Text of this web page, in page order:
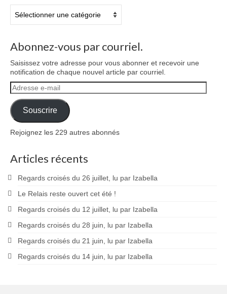
Abonnez-vous par courriel.
Saisissez votre adresse pour vous abonner et recevoir une
notification de chaque nouvel article par courriel.
Adresse
e-
mail
Souscrire
Rejoignez les 229 autres abonnés
Articles récents
Regards croisés du 26 juillet, lu par Izabella
Le Relais reste ouvert cet été !
Regards croisés du 12 juillet, lu par Izabella
Regards croisés du 28 juin, lu par Izabella
Regards croisés du 21 juin, lu par Izabella
Regards croisés du 14 juin, lu par Izabella